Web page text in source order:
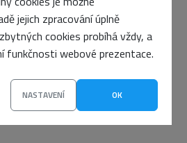
jejich zpracování úplně
cookies probíhá vždy, a
funkčnosti webové prezentace.
NASTAVENÍ OK
cos($D0) * cos($H0) – $Z;